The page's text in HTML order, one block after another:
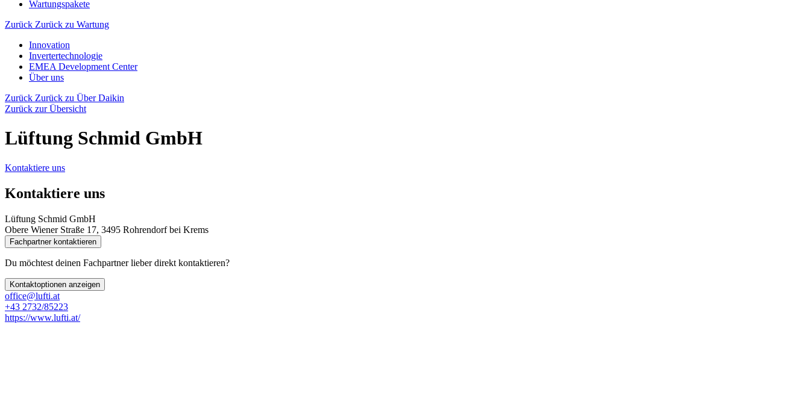
Wartungspakete
Zurück Zurück zu Wartung
Innovation
Invertertechnologie
EMEA Development Center
Über uns
Zurück Zurück zu Über Daikin
Zurück zur Übersicht
Lüftung Schmid GmbH
Kontaktiere uns
Kontaktiere uns
Lüftung Schmid GmbH
Obere Wiener Straße 17, 3495 Rohrendorf bei Krems
Fachpartner kontaktieren
Du möchtest deinen Fachpartner lieber direkt kontaktieren?
Kontaktoptionen anzeigen
office@lufti.at
+43 2732/85223
https://www.lufti.at/